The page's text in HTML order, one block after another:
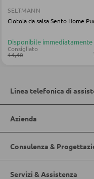
Altri mobili
Camerette
Scrivanie
SELTMANN
Disponibile immediatamente
Consigliato
14,40
Linea telefonica di
Azienda
Consulenza &
Servizi & Assistenza